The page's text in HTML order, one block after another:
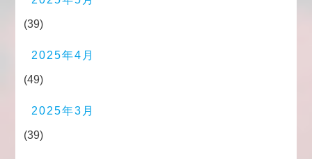
(39)
2025年4月
(49)
2025年3月
(39)